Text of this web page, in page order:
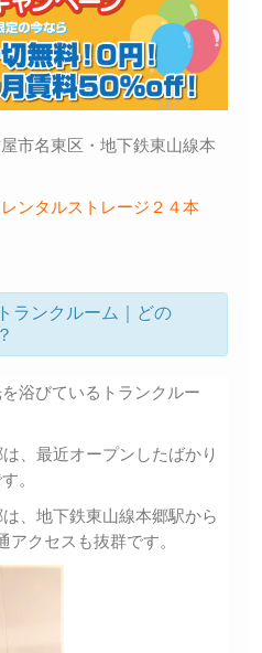
市名東区・地下鉄東山線本
ンタルストレージ２４本
ランクルーム｜どの
浴びているトランクルー
、最近オープンしたばかり
。
、地下鉄東山線本郷駅から
クセスも抜群です。